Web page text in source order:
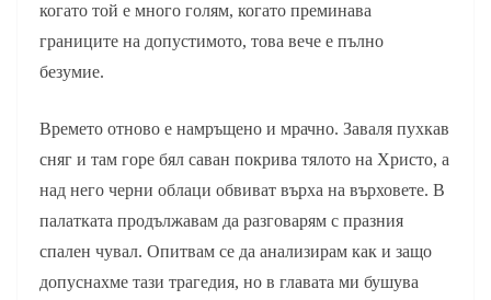
когато той е много голям, когато преминава
границите на допустимото, това вече е пълно
безумие.
Времето отново е намръщено и мрачно. Заваля пухкав
сняг и там горе бял саван покрива тялото на Христо, а
над него черни облаци обвиват върха на върховете. В
палатката продължавам да разговарям с празния
спален чувал. Опитвам се да анализирам как и защо
допуснахме тази трагедия, но в главата ми бушува